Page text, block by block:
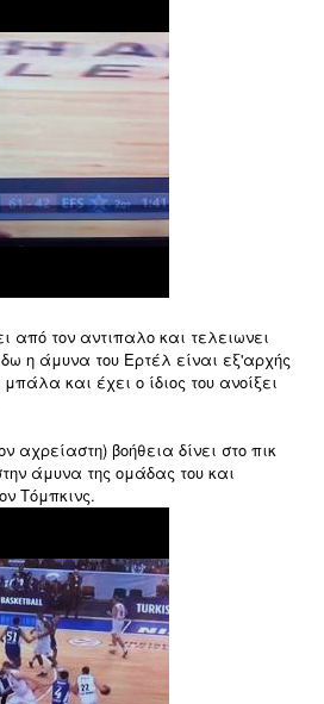
από τον αντιπαλο και τελειωνει
η άμυνα του Ερτέλ είναι εξ'αρχής
και έχει ο ίδιος του ανοίξει
βοήθεια δίνει στο πικ
άμυνα της ομάδας του και
Τόμπκινς.